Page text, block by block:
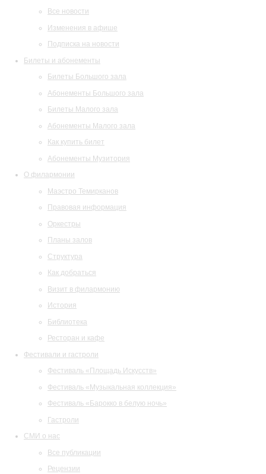
Все новости
Изменения в афише
Подписка на новости
Билеты и абонементы
Билеты Большого зала
Абонементы Большого зала
Билеты Малого зала
Абонементы Малого зала
Как купить билет
Абонементы Музитория
О филармонии
Маэстро Темирканов
Правовая информация
Оркестры
Планы залов
Структура
Как добраться
Визит в филармонию
История
Библиотека
Ресторан и кафе
Фестивали и гастроли
Фестиваль «Площадь Искусств»
Фестиваль «Музыкальная коллекция»
Фестиваль «Барокко в белую ночь»
Гастроли
СМИ о нас
Все публикации
Рецензии